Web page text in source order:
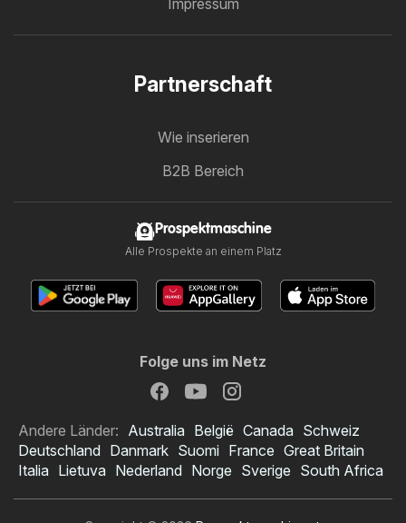
Impressum
Partnerschaft
Wie inserieren
B2B Bereich
Prospektmaschine
Alle Prospekte an einem Platz
Folge uns im Netz
Andere Länder: Australia België Canada Schweiz
Deutschland Danmark Suomi France Great Britain
Italia Lietuva Nederland Norge Sverige South Africa